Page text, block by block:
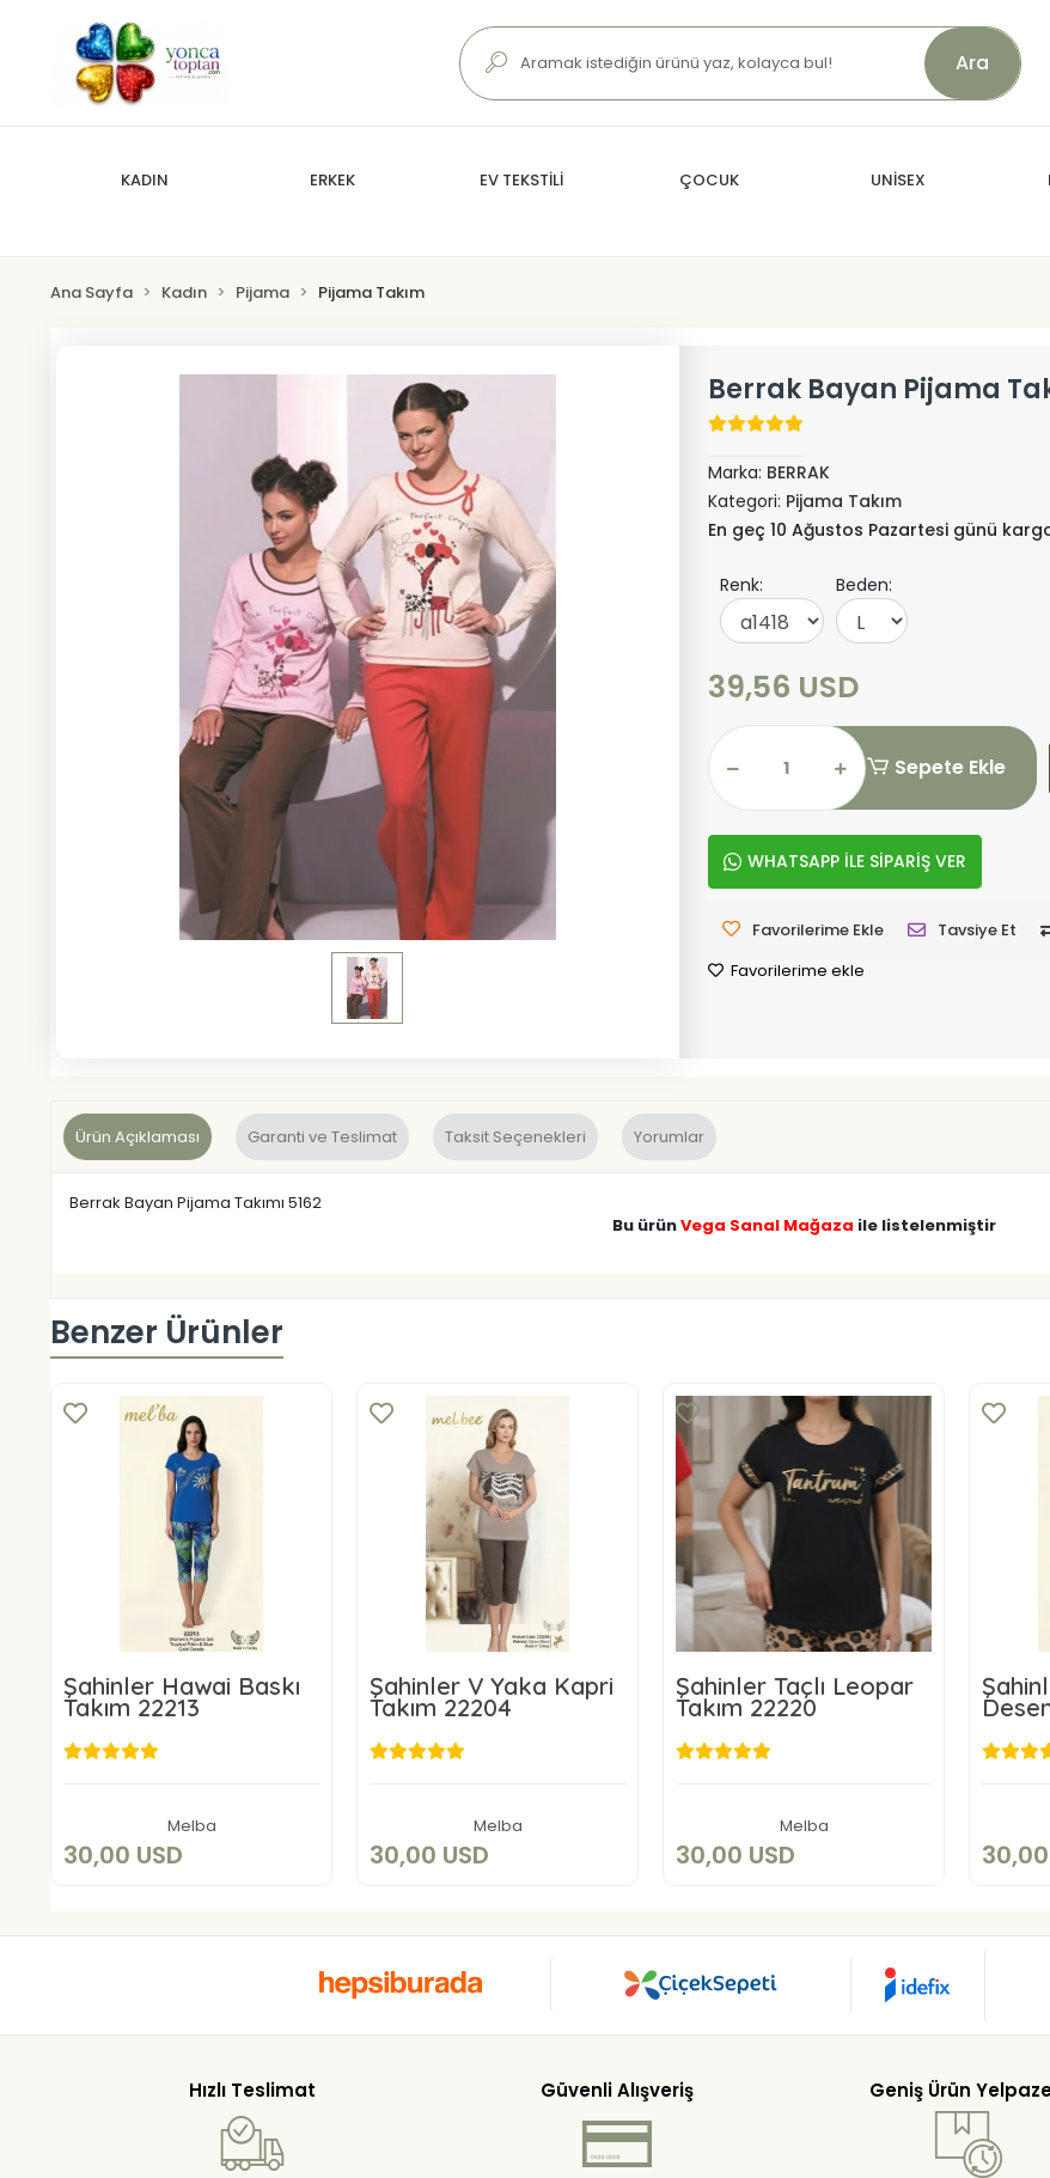
Ara
KADIN ERKEK EV TEKSTİLİ ÇOCUK UNİSEX
Ana Sayfa Kadın Pijama Pijama Takım
Berrak Bayan Pijama
Marka: BERRAK
Kategori: Pijama Takım
En geç 10 Ağustos Pazartesi günü
Renk: Beden:
39,56 USD
Sepete Ekle
WHATSAPP İLE SİPARİŞ VER
Favorilerime Ekle Tavsiye Et
Favorilerime ekle
Ürün Açıklaması Garanti ve Teslimat Taksit Seçenekleri Yorumlar
Berrak Bayan Pijama Takımı 5162
Bu ürünVega Sanal Mağaza ile listelenmiştir
Benzer Ürünler
Şahinler Hawai Baskı
Takım 22213
Melba
30,00 USD
Sepete Ekle
Şahinler V Yaka Kapri
Takım 22204
Melba
30,00 USD
Sepete Ekle
Şahinler Taçlı Leopar
Takım 22220
Melba
30,00 USD
Sepete Ekle
30,00
Hızlı Teslimat Güvenli Alışveriş Geniş Ürün